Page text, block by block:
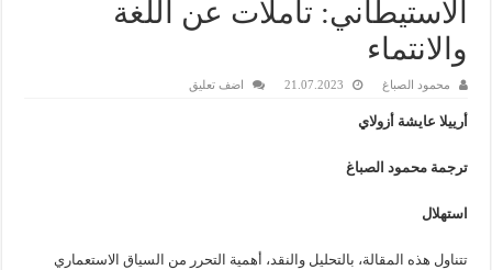
الاستيطاني: تأملات عن اللغة
والانتماء
محمود الصباغ 21.07.2023 اضف تعليق
أرييلا عايشة أزولاي
ترجمة محمود الصباغ
استهلال
تتناول هذه المقالة، بالتحليل والنقد، أهمية التحرر من السياق الاستعماري